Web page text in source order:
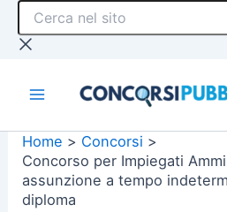
Cerca
sito
Home
Concorsi
Concorso per Impiegati
assunzione a tempo
diploma